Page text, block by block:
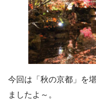
今回は「秋の京都」を
ましたよ～。